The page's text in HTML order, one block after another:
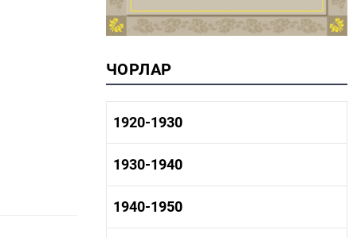
ЧОРЛАР
1920-1930
1920-1930 тарих
1920-1930 мәдәният
1930-1940
1930-1940 тарих
1930-1940 мәдәният
1940-1950